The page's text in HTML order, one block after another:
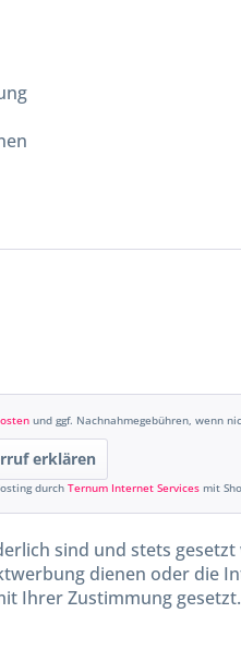
und ggf. Nachnahmegebühren, wenn
erklären
durch Ternum Internet Services mit
sind und stets gesetzt
dienen oder die
Ihrer Zustimmung gesetzt.